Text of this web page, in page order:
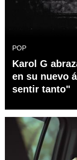
POP
Karol G
en su nuevo
sentir tanto"